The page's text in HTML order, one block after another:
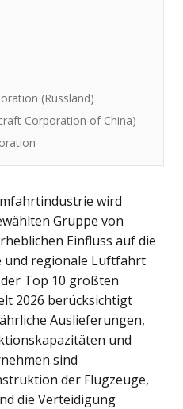
(Russland)
Corporation of China)
wird
Gruppe von
Einfluss auf die
und regionale Luftfahrt
Top 10 größten
2026 berücksichtigt
Auslieferungen,
und
sind
der Flugzeuge,
die Verteidigung